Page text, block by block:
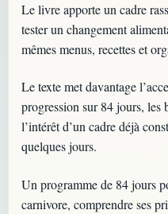
Le livre apporte un cadre
tester un changement
mêmes menus, recettes et
Le texte met davantage
progression sur 84 jours, les
l’intérêt d’un cadre déjà
quelques jours.
Un programme de 84 jours
carnivore, comprendre ses